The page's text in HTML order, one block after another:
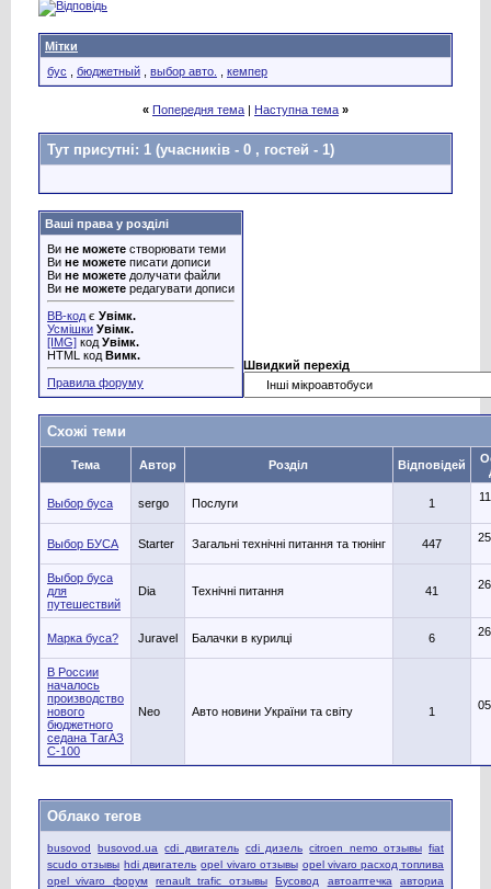
Мітки
бус
бюджетный выбор авто. кемпер
« Попередня тема | Наступна тема »
Тут присутні: 1 (учасників - 0 , гостей - 1)
Ваші права у розділі
Ви не можете створювати теми
Ви не можете писати дописи
Ви не можете долучати файли
Ви не можете редагувати дописи
BB-код є Увімк.
Усмішки Увімк.
[IMG] код Увімк.
HTML код Вимк.
Правила форуму
Швидкий перехід
Схожі теми
Тема Автор Розділ Відповідей
Выбор буса sergo Послуги 1
Выбор БУСА Starter Загальні технічні питання та тюнінг 447
Выбор буса
для
путешествий
Dia Технічні питання 41
Марка буса? Juravel Балачки в курилці 6
В России
началось
производство
нового
бюджетного
седана ТагАЗ
С-100
Neo Авто новини України та світу 1
Облако тегов
busovod busovod.ua cdi двигатель cdi дизель citroen nemo отзывы fiat
scudo отзывы hdi двигатель opel vivaro отзывы opel vivaro расход топлива
opel vivaro форум
renault trafic отзывы Бусовод автоаптечка авториа